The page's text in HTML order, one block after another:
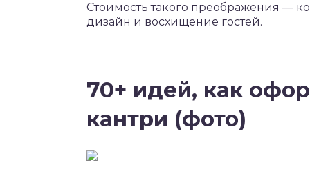
Стоимость такого преображения —
дизайн и восхищение гостей.
70+ идей, как
кантри (фото)